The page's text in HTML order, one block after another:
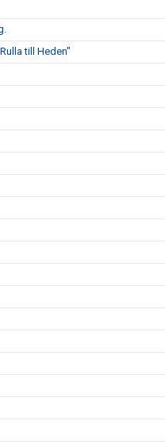
till Heden"